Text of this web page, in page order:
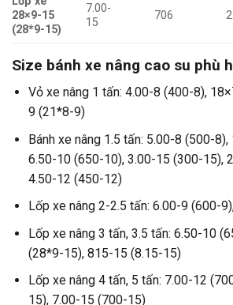
28×9-15
(28*9-15)
7.00-
15
706
Size bánh xe nâng cao su phù
Vỏ xe nâng 1 tấn: 4.00-8 (400-8),
9 (21*8-9)
Bánh xe nâng 1.5 tấn: 5.00-8 (500-
6.50-10 (650-10), 3.00-15 (300-15),
4.50-12 (450-12)
Lốp xe nâng 2-2.5 tấn: 6.00-9 (600-
Lốp xe nâng 3 tấn, 3.5 tấn: 6.50-10
(28*9-15), 815-15 (8.15-15)
Lốp xe nâng 4 tấn, 5 tấn: 7.00-12
15), 7.00-15 (700-15)